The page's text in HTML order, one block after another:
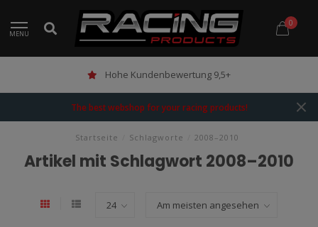
MENU
0
Hohe Kundenbewertung 9,5+
The best webshop for your racing products!
Startseite Schlagworte 2008–2010
Artikel mit Schlagwort 2008–2010